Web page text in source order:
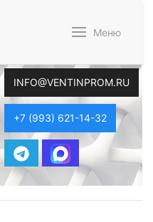
Меню
INFO@VENTINPROM.RU
+7 (993) 621-14-32